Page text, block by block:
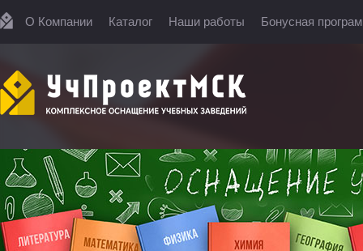
О Компании Каталог Наши работы Бонусная